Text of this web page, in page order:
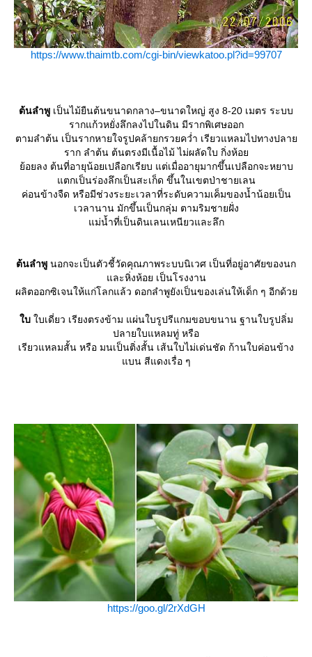
https://www.thaimtb.com/cgi-bin/viewkatoo.pl?id=99707
ต้นลำพู เป็นไม้ยืนต้นขนาดกลาง–ขนาดใหญ่ สูง 8-20 เมตร ระบบ
รากแก้วหยั่งลึกลงไปในดิน มีรากพิเศษออก
ตามลำต้น เป็นรากหายใจรูปคล้ายกรวยคว่ำ เรียวแหลมไปทางปลา
ราก ลำต้น ต้นตรงมีเนื้อไม้ ไม่ผลัดใบ กิ่งห้อ
้อยลง ต้นที่อายุน้อยเปลือกเรียบ แต่เมื่ออายุมากขึ้นเปลือกจะหยาบ
ตกเป็นร่องลึกเป็นสะเก็ด ขึ้นในเขตป่าชายเลน
ค่อนข้างจืด หรือมีช่วงระยะเวลาที่ระดับความเค็มของน้ำน้อยเป็น
เวลานาน มักขึ้นเป็นกลุ่ม ตามริมชายฝั่ง
ม่น้ำที่เป็นดินเลนเหนียวและลึก
ต้นลำพู นอกจะเป็นตัวชี้วัดคุณภาพระบบนิเวศ เป็นที่อยู่อาศัยของนก
ละหิ่งห้อย เป็นโรงงาน
ผลิตออกซิเจนให้แก่โลกแล้ว ดอกลำพูยังเป็นของเล่นให้เด็ก ๆ อีกด้ว
บบเดี่ยว เรียงตรงข้าม แผ่นใบรูปรีแกมขอบขนาน ฐานใบรูปลิ่ม
ปลายใบแหลมทู่ หรือ
เรียวแหลมสั้น หรือ มนเป็นติ่งสั้น เส้นใบไม่เด่นชัด ก้านใบค่อนข้าง
บน สีแดงเรื่อ ๆ
https://goo.gl/2rXdGH